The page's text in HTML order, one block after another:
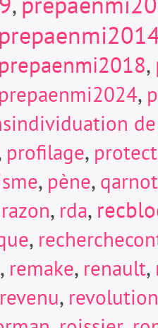
prepaenmi2018,
prepaenmi2024,
profilage,
, pène, qarnot
razon, rda,
,
, remake, renault,
revenu, revolution